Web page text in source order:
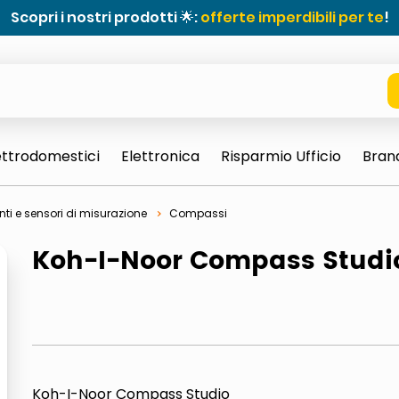
Scopri i nostri prodotti 🌟:offerte imperdibili per te!
thin rotondo sun
Elettronica Risparmio Ufficio
e sensori di misurazione Compassi
Koh-I-Noor Compass
Koh-I-Noor Compass Studio